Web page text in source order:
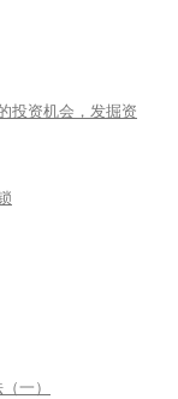
投资机会，发掘资
一）